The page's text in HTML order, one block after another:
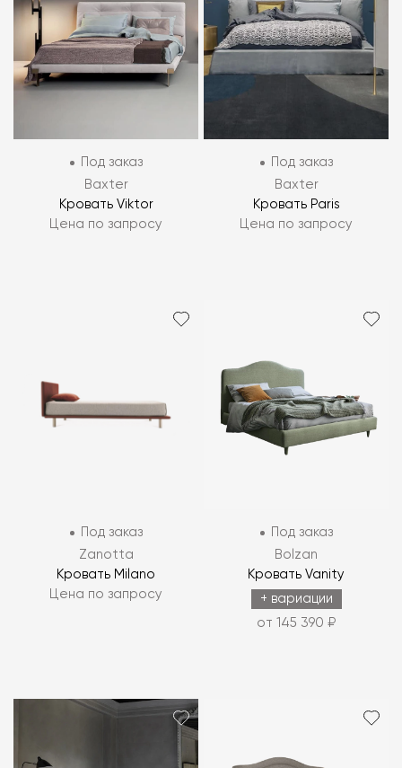
Под заказ
Baxter
Кровать Viktor
Цена по запросу
Под заказ
Baxter
Кровать Paris
Цена по запросу
Под заказ
Zanotta
Кровать Milano
Цена по запросу
Под заказ
Bolzan
Кровать Vanity
+ вариации
от 145 390 ₽